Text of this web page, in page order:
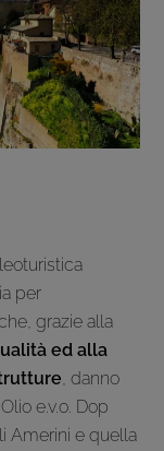
per
grazie alla
ed alla
, danno
e.v.o. Dop
Amerini e quella